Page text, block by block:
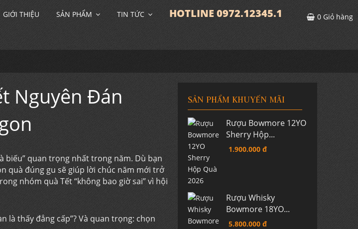
GIỚI THIỆU SẢN PHẨM TIN TỨC HOTLINE 0972.12345.1 0 Giỏ hàng
Nguyên Đán
biếu” quan trọng nhất trong năm. Dù bạn
quà đúng gu sẽ giúp lời chúc năm mới trở
nhóm quà Tết “không bao giờ sai” vì hội
là thấy đẳng cấp”? Và quan trọng: chọn
SẢN PHẨM KHUYẾN MÃI
Rượu Bowmore 12YO
Sherry Hộp...
1.900.000 đ
Rượu Whisky
Bowmore 18YO...
5.800.000 đ